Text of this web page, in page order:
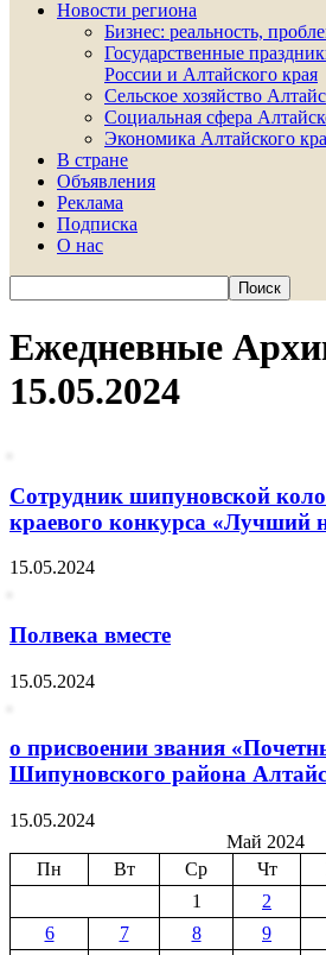
Новости региона
Бизнес: реальность,
Государственные
России и Алтайского края
Сельское хозяйство
Социальная сфера
Экономика Алтайского
В стране
Объявления
Реклама
Подписка
О нас
Ежедневные
15.05.2024
Сотрудник шипуновской
краевого конкурса «Лучший
15.05.2024
Полвека вместе
15.05.2024
о присвоении звания
Шипуновского района
15.05.2024
Май 2024
Пн
Вт Ср Чт
1
2
6
7 8 9